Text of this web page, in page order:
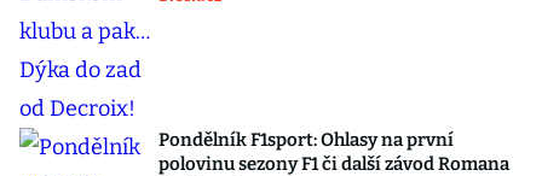
Pondělník F1sport: Ohlasy na první
polovinu sezony F1 či další závod Romana